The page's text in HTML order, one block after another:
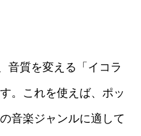
音質を変える「イコラ
。これを使えば、ポッ
音楽ジャンルに適して